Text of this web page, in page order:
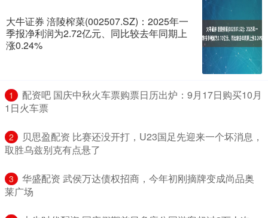
大牛证券 涪陵榨菜(002507.SZ)：2025年一
季报净利润为2.72亿元、同比较去年同期上
涨0.24%
1
​配资吧 国庆中秋火车票购票日历出炉：9月17日购买10月
1日火车票
2
​贝思盈配资 比赛还没开打，U23国足先迎来一个坏消息，
取胜乌兹别克有点悬了
3
​华盛配资 武侯万达债权招商，今年初刚摘牌变成尚品奥
莱广场